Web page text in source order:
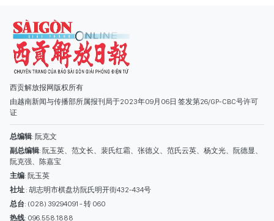
副总编辑: 阮玉英、范文长、裴氏红霜、张德义、范氏云英、杨文光、阮德显、
阮克强、陈嘉宝
主编: 阮玉英
社址: 胡志明市棋盘坊阮氏明开街432-434号
总台: (028) 39294091 - 转 060
热线: 096.558.1888
编辑部: (028) 39294092 - 转 060
电子信箱
广告部
(028) 38334185
quangcaohoavan09@gmail.com;